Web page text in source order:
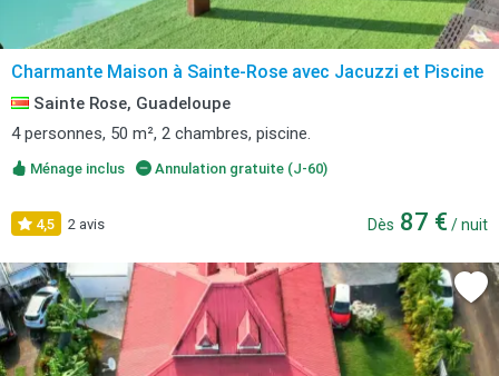
Charmante Maison à Sainte-Rose avec Jacuzzi et Piscine
Sainte Rose, Guadeloupe
4 personnes, 50 m², 2 chambres, piscine.
Ménage inclus Annulation gratuite (J-60)
4,5 2 avis Dès 87 € / nuit